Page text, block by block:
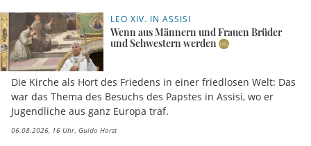
LEO XIV. IN ASSISI
Wenn aus Männern und Frauen Brüder
und Schwestern werden
Die Kirche als Hort des Friedens in einer friedlosen Welt: Das
war das Thema des Besuchs des Papstes in Assisi, wo er
Jugendliche aus ganz Europa traf.
06.08.2026, 16 Uhr Guido Horst